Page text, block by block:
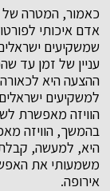
כאמור, המטרה של
אדם איכותי
שמשקיעים
עניין של זמן עד
ההצעה היא
למשקיעים
הוויזה מאפשרת
בהמשך, הוויזה
היא, למעשה, קבלת
משמעותי את
אירופה.